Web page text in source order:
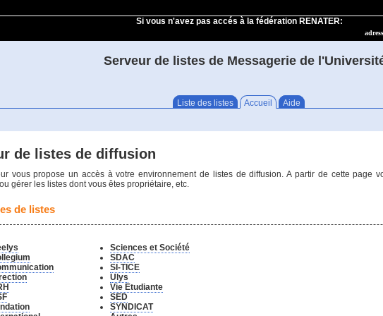
Si vous n'avez pas accés à la fédération RENATER:
Serveur de listes de Messagerie de
Liste des listes Accueil Aide
de listes de diffusion
vous propose un accès à votre environnement de listes de diffusion. A partir de cette page
gérer les listes dont vous êtes propriétaire, etc.
de listes
Sciences et Société
SDAC
SI-TICE
Ulys
Vie Etudiante
SED
SYNDICAT